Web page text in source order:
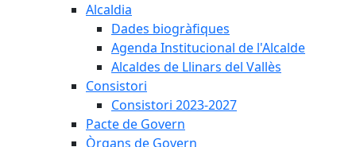
Alcaldia
Dades biogràfiques
Agenda Institucional de l'Alcalde
Alcaldes de Llinars del Vallès
Consistori
Consistori 2023-2027
Pacte de Govern
Òrgans de Govern